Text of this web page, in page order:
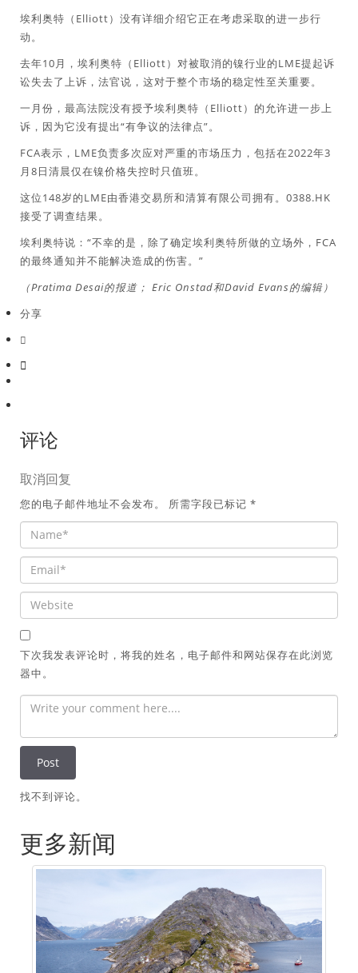
埃利奥特（Elliott）没有详细介绍它正在考虑采取的进一步行
动。
去年10月，埃利奥特（Elliott）对被取消的镍行业的LME提起诉
讼失去了上诉，法官说，这对于整个市场的稳定性至关重要。
一月份，最高法院没有授予埃利奥特（Elliott）的允许进一步上
诉，因为它没有提出“有争议的法律点”。
FCA表示，LME负责多次应对严重的市场压力，包括在2022年3
月8日清晨仅在镍价格失控时只值班。
这位148岁的LME由香港交易所和清算有限公司拥有。0388.HK
接受了调查结果。
埃利奥特说：“不幸的是，除了确定埃利奥特所做的立场外，FCA
的最终通知并不能解决造成的伤害。”
（Pratima Desai的报道； Eric Onstad和David Evans的编辑）
分享
评论
取消回复
您的电子邮件地址不会发布。 所需字段已标记 *
下次我发表评论时，将我的姓名，电子邮件和网站保存在此浏览
器中。
找不到评论。
更多新闻